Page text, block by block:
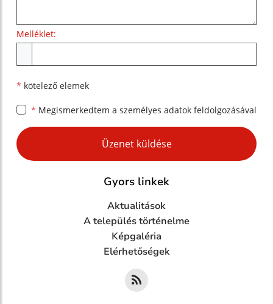
Melléklet:
* kötelező elemek
* Megismerkedtem a személyes adatok feldolgozásával
Google reCaptcha Response
Üzenet küldése
Gyors linkek
Aktualitások
A település történelme
Képgaléria
Elérhetőségek